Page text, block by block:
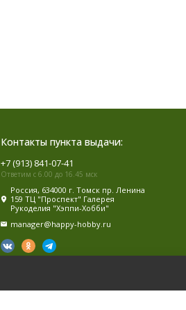
Контакты пункта выдачи:
+7 (913) 841-07-41
Ответим с 6.00 до 16.45 мск
Россия, 634000 г. Томск пр. Ленина
159 ТЦ "Проспект" Галерея
Рукоделия "Хэппи-Хобби"
manager@happy-hobby.ru